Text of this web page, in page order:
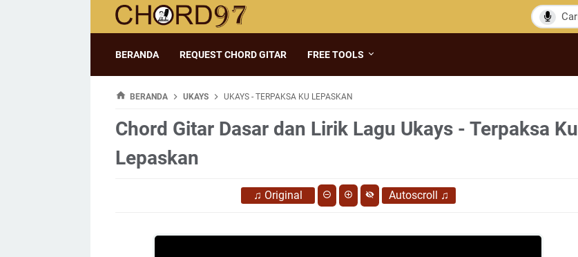
BERANDA REQUEST CHORD GITAR FREE TOOLS
BERANDA UKAYS UKAYS - TERPAKSA KU LEPASKAN
Chord Gitar Dasar dan Lirik Lagu Ukays - Terpaksa Ku
Lepaskan
♫ Original Autoscroll ♫